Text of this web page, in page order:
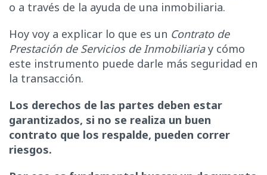
o a través de la ayuda de una inmobiliaria.
Hoy voy a explicar lo que es un Contrato de
Prestación de Servicios de Inmobiliariay cómo
este instrumento puede darle más seguridad en
la transacción.
Los derechos de las partes deben estar
garantizados, si no se realiza un buen
contrato que los respalde, pueden correr
riesgos.